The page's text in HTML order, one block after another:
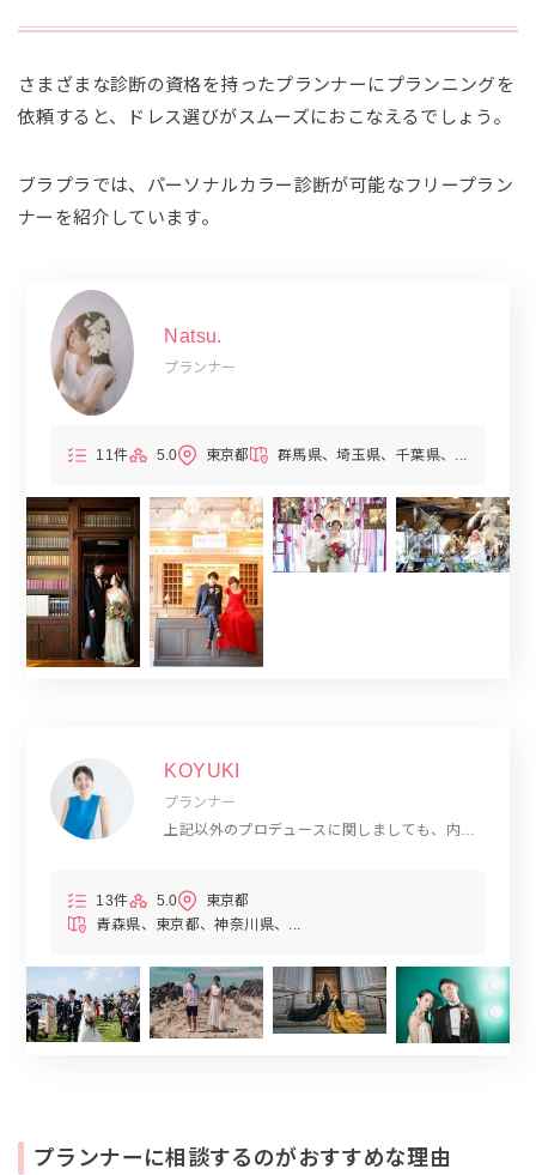
さまざまな診断の資格を持ったプランナーにプランニングを
依頼すると、ドレス選びがスムーズにおこなえるでしょう。
ブラプラでは、パーソナルカラー診断が可能なフリープラン
ナーを紹介しています。
Natsu.
プランナー
11件 5.0 東京都 群馬県 埼玉県 千葉県
KOYUKI
プランナー
上記以外のプロデュースに関しましても、内容
13件
5.0
東京都
青森県
東京都 神奈川県 ...
プランナーに相談するのがおすすめな理由